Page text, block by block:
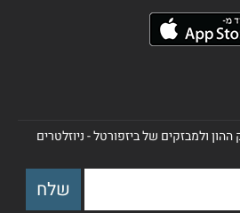
ולמבזקים של ביזפורטל - ניוזלטרים